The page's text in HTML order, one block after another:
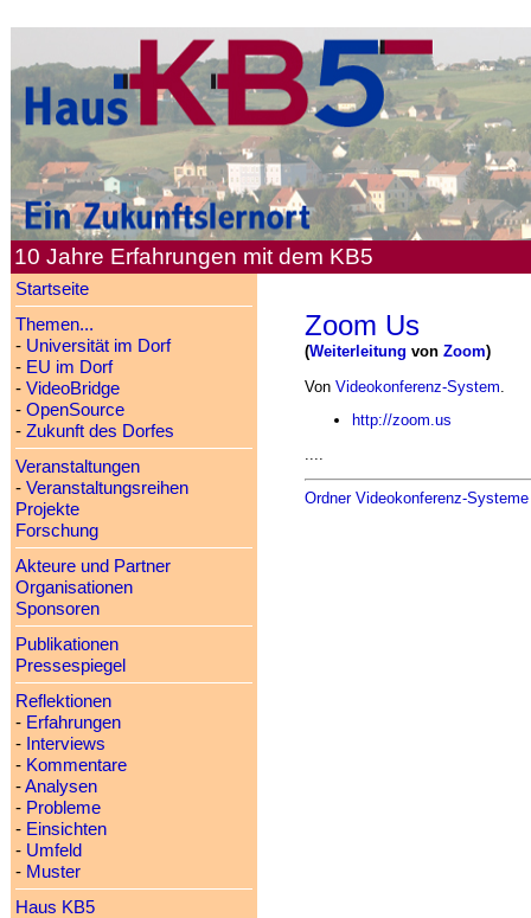
10 Jahre Erfahrungen mit dem KB5
Startseite
Themen...
- Universität im Dorf
- EU im Dorf
- VideoBridge
- OpenSource
- Zukunft des Dorfes
Veranstaltungen
- Veranstaltungsreihen
Projekte
Forschung
Akteure und Partner
Organisationen
Sponsoren
Publikationen
Pressespiegel
Reflektionen
- Erfahrungen
- Interviews
- Kommentare
-Analysen
- Probleme
- Einsichten
- Umfeld
- Muster
Haus KB5
Zoom Us
(Weiterleitung von Zoom)
Von Videokonferenz-System.
http://zoom.us
Ordner Videokonferenz-Systeme